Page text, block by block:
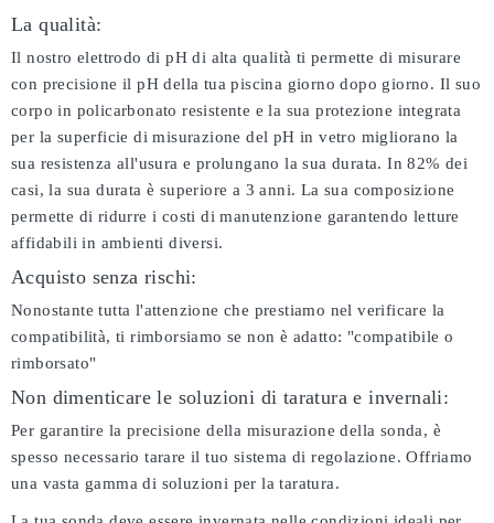
La qualità:
Il nostro elettrodo di pH di alta qualità ti permette di misurare
con precisione il pH della tua piscina giorno dopo giorno. Il suo
corpo in policarbonato resistente e la sua protezione integrata
per la superficie di misurazione del pH in vetro migliorano la
sua resistenza all'usura e prolungano la sua durata. In 82% dei
casi, la sua durata è superiore a 3 anni. La sua composizione
permette di ridurre i costi di manutenzione garantendo letture
affidabili in ambienti diversi.
Acquisto senza rischi:
Nonostante tutta l'attenzione che prestiamo nel verificare la
compatibilità, ti rimborsiamo se non è adatto: "compatibile o
rimborsato"
Non dimenticare le soluzioni di taratura e invernali:
Per garantire la precisione della misurazione della sonda, è
spesso necessario tarare il tuo sistema di regolazione. Offriamo
una vasta gamma di soluzioni per la taratura.